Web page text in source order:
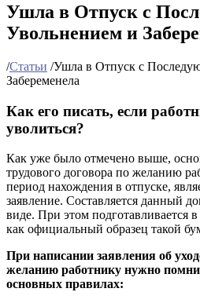
Ушла в Отпуск с
Увольнением и
/Статьи /Ушла в Отпуск с
Забеременела
Как его писать, если
уволиться?
Как уже было отмечено выше,
трудового договора по желанию
период нахождения в отпуске,
заявление. Составляется данный
виде. При этом подготавливается
как официальный образец такой
При написании заявления об
желанию работнику нужно
основных правилах: